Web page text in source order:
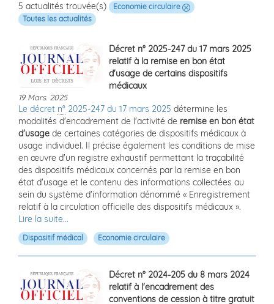
5 actualités trouvée(s)
Economie circulaire
Toutes les actualités
Décret n° 2025-247 du 17 mars 2025
relatif à la remise en bon état
d'usage de certains dispositifs
médicaux
19 Mars. 2025
Le décret n° 2025-247 du 17 mars 2025 détermine les
modalités d'encadrement de l'activité de remise en bon état
d'usage de certaines catégories de dispositifs médicaux à
usage individuel. Il précise également les conditions de mise
en œuvre d'un registre exhaustif permettant la traçabilité
des dispositifs médicaux concernés par la remise en bon
état d'usage et le contenu des informations collectées au
sein du système d'information dénommé « Enregistrement
relatif à la circulation officielle des dispositifs médicaux ».
Lire la suite...
Dispositif médical Economie circulaire
Décret n° 2024-205 du 8 mars 2024
relatif à l'encadrement des
conventions de cession à titre gratuit